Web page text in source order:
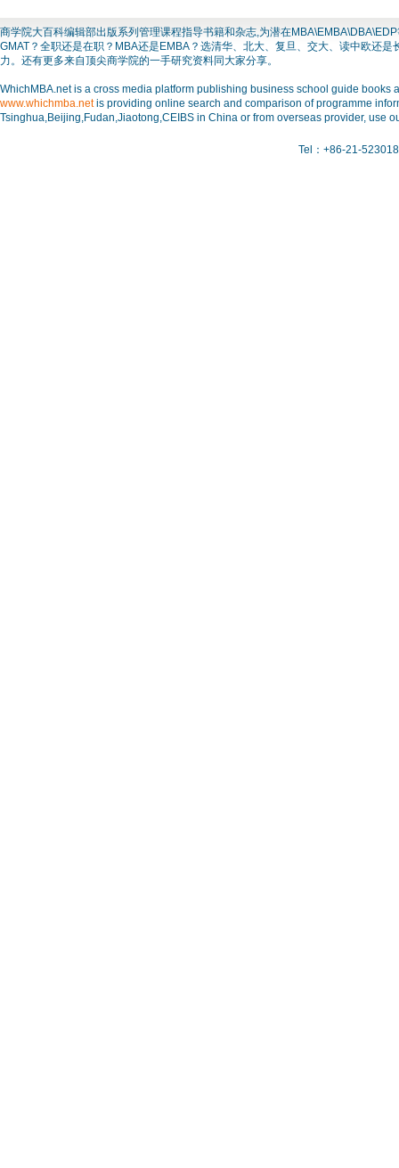
商学院大百科编辑部出版系列管理课程指导书籍和杂志,为潜在
GMAT？全职还是在职？MBA还是EMBA？选清华、北大、复旦、交大、读中欧还是
力。还有更多来自顶尖商学院的一手研究资料同大家分享。
WhichMBA.net is a cross media platform publishing business school guide
www.whichmba.netis providing online search and comparison of programme
Tsinghua,Beijing,Fudan,Jiaotong,CEIBS in China or from overseas provider, use
Tel：+86-21-